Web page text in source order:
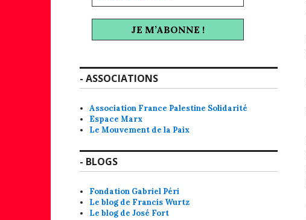
- ASSOCIATIONS
Association France Palestine Solidarité
Espace Marx
Le Mouvement de la Paix
- BLOGS
Fondation Gabriel Péri
Le blog de Francis Wurtz
Le blog de José Fort